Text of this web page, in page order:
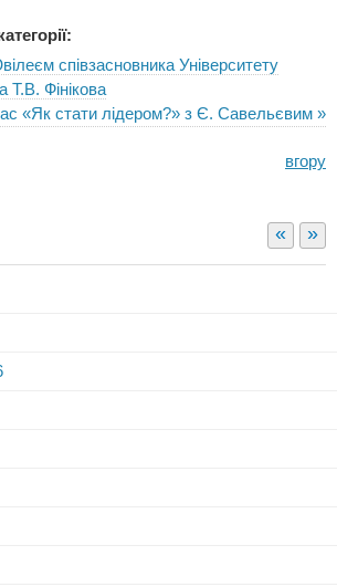
співзасновника Університету
Фінікова
«Як стати лідером?» з Є. Савельєвим »
вгору
« »